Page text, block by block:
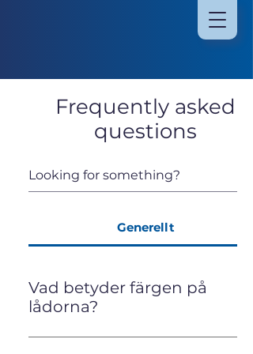
Frequently asked
questions
Generellt
Vad betyder färgen på
lådorna?
Färgerna tillhört vårt